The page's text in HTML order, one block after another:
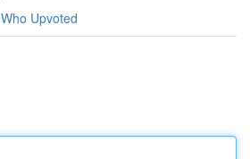
Who Upvoted